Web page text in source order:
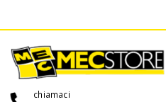
chiamaci